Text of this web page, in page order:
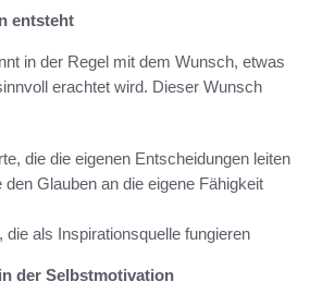
entsteht
in der Regel mit dem Wunsch, etwas
erachtet wird. Dieser Wunsch
die die eigenen Entscheidungen leiten
den Glauben an die eigene Fähigkeit
die als Inspirationsquelle fungieren
der Selbstmotivation